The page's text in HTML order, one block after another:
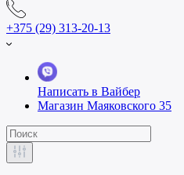
+375 (29) 313-20-13
Написать в Вайбер
Магазин Маяковского 35